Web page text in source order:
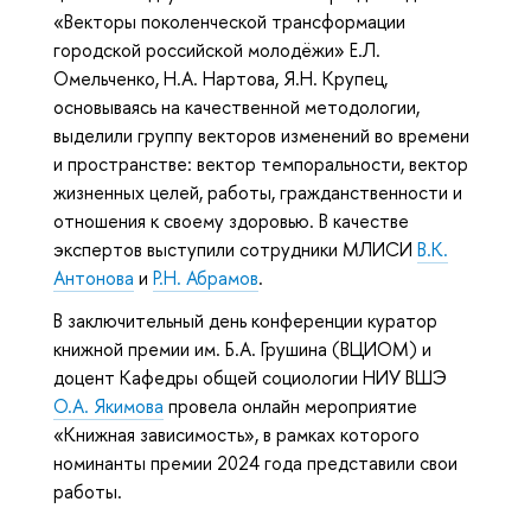
«Векторы поколенческой трансформации
городской российской молодёжи» Е.Л.
Омельченко, Н.А. Нартова, Я.Н. Крупец,
основываясь на качественной методологии,
выделили группу векторов изменений во времени
и пространстве: вектор темпоральности, вектор
жизненных целей, работы, гражданственности и
отношения к своему здоровью. В качестве
экспертов выступили сотрудники МЛИСИ В.К.
Антонова и Р.Н. Абрамов.
В заключительный день конференции куратор
книжной премии им. Б.А. Грушина (ВЦИОМ) и
доцент Кафедры общей социологии НИУ ВШЭ
О.А. Якимова провела онлайн мероприятие
«Книжная зависимость», в рамках которого
номинанты премии 2024 года представили свои
работы.